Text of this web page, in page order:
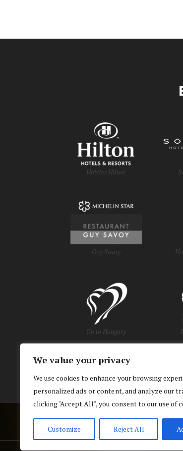
We value your privacy
We use cookies to enhance your browsing
personalized ads or content, and analyze our
clicking "Accept All", you consent to our use of
Customize Reject All
Hoteles Hilton
Guy Savoy
Go to Hungary
y